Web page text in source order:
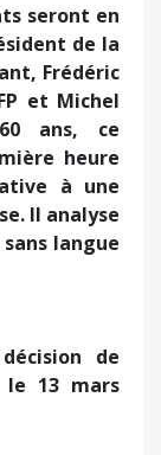
seront en
de la
Frédéric
et Michel
ans, ce
heure
à une
Il analyse
langue
de
le 13 mars